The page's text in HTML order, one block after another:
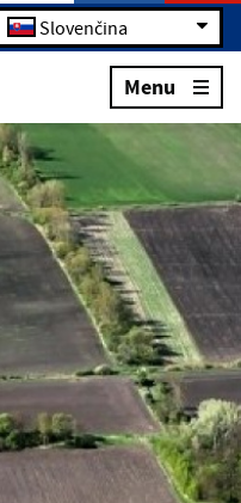
Slovenčina
Menu